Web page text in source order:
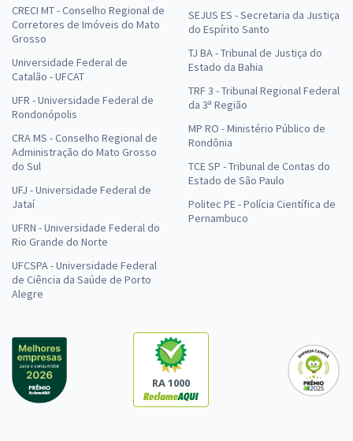
CRECI MT - Conselho Regional de
Corretores de Imóveis do Mato
Grosso
Universidade Federal de
Catalão - UFCAT
UFR - Universidade Federal de
Rondonópolis
CRA MS - Conselho Regional de
Administração do Mato Grosso
do Sul
UFJ - Universidade Federal de
Jataí
UFRN - Universidade Federal do
Rio Grande do Norte
UFCSPA - Universidade Federal
de Ciência da Saúde de Porto
Alegre
SEJUS ES - Secretaria da Justiça
do Espírito Santo
TJ BA - Tribunal de Justiça do
Estado da Bahia
TRF 3 - Tribunal Regional Federal
da 3ª Região
MP RO - Ministério Público de
Rondônia
TCE SP - Tribunal de Contas do
Estado de São Paulo
Politec PE - Polícia Científica de
Pernambuco
RA 1000